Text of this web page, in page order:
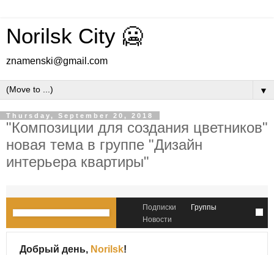
Norilsk City 🥶
znamenski@gmail.com
▼
Thursday, September 20, 2018
"Композиции для создания цветников"
новая тема в группе "Дизайн
интерьера квартиры"
Подписки
Группы
Новости
Добрый день, Norilsk!